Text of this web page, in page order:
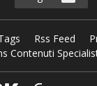
Rss Feed
Contenuti